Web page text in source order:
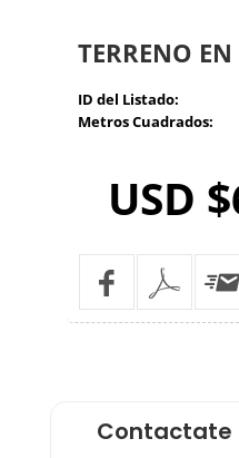
TERRENO
ID del Listado:
Metros Cuadrados:
USD
Contactate